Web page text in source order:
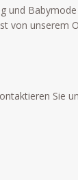
und
von unserem
Sie